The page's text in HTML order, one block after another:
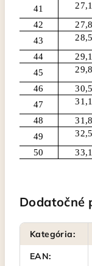
41
27,1
42
27,8
43
28,5
44
29,1
45
29,8
46
30,5
47
31,1
48
31,8
49
32,5
50
33,1
Dodatočné
Kategória:
EAN: